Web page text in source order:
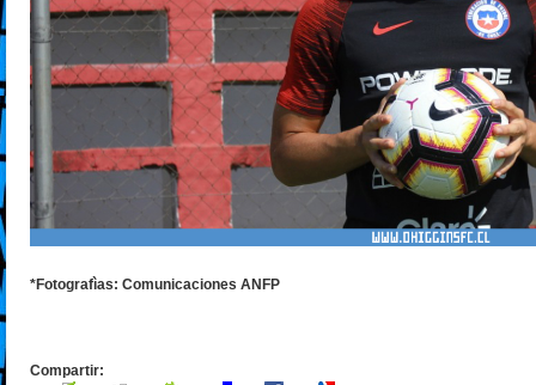
*Fotografìas: Comunicaciones ANFP
Compartir: